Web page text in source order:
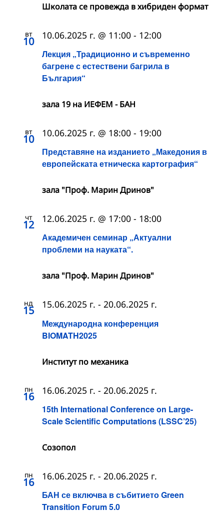
Школата се провежда в хибриден формат
вт
10
Лекция „Традиционно и съвременно
багрене с естествени багрила в
България“
10.06.2025 г. @ 11:00 - 12:00
зала 19 на ИЕФЕМ - БАН
вт
10
Представяне на изданието „Македония в
европейската етническа картография“
10.06.2025 г. @ 18:00 - 19:00
зала "Проф. Марин Дринов"
чт
12
Академичен семинар „Актуални
проблеми на науката“.
12.06.2025 г. @ 17:00 - 18:00
зала "Проф. Марин Дринов"
нд
15
Международна конференция
BIOMATH2025
15.06.2025 г. - 20.06.2025 г.
Институт по механика
пн
16
15th International Conference on Large-
Scale Scientific Computations (LSSC’25)
16.06.2025 г. - 20.06.2025 г.
Созопол
пн
16
БАН се включва в събитието Green
Transition Forum 5.0
16.06.2025 г. - 20.06.2025 г.